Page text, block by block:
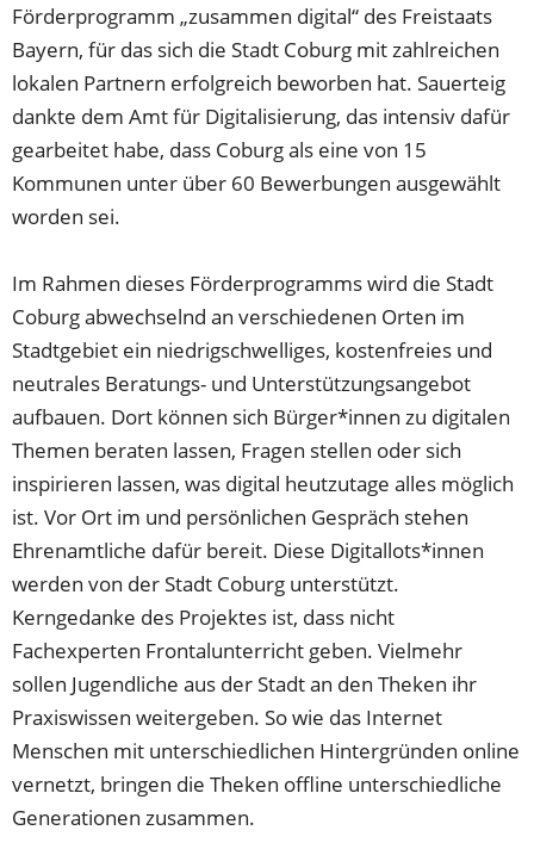
Förderprogramm „zusammen digital“ des Freistaats
Bayern, für das sich die Stadt Coburg mit zahlreichen
lokalen Partnern erfolgreich beworben hat. Sauerteig
dankte dem Amt für Digitalisierung, das intensiv dafür
gearbeitet habe, dass Coburg als eine von 15
Kommunen unter über 60 Bewerbungen ausgewählt
worden sei.
Im Rahmen dieses Förderprogramms wird die Stadt
Coburg abwechselnd an verschiedenen Orten im
Stadtgebiet ein niedrigschwelliges, kostenfreies und
neutrales Beratungs- und Unterstützungsangebot
aufbauen. Dort können sich Bürger*innen zu digitalen
Themen beraten lassen, Fragen stellen oder sich
inspirieren lassen, was digital heutzutage alles möglich
ist. Vor Ort im und persönlichen Gespräch stehen
Ehrenamtliche dafür bereit. Diese Digitallots*innen
werden von der Stadt Coburg unterstützt.
Kerngedanke des Projektes ist, dass nicht
Fachexperten Frontalunterricht geben. Vielmehr
sollen Jugendliche aus der Stadt an den Theken ihr
Praxiswissen weitergeben. So wie das Internet
Menschen mit unterschiedlichen Hintergründen online
vernetzt, bringen die Theken offline unterschiedliche
Generationen zusammen.